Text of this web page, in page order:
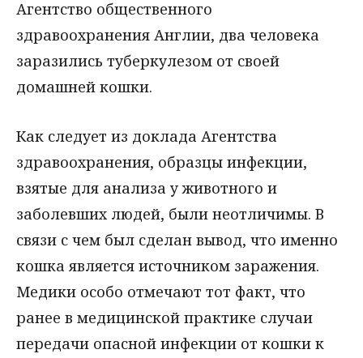
Агентство общественного
здравоохранения Англии, два человека
заразились туберкулезом от своей
домашней кошки.
Как следует из доклада Агентства
здравоохранения, образцы инфекции,
взятые для анализа у животного и
заболевших людей, были неотличимы. В
связи с чем был сделан вывод, что именно
кошка является источником заражения.
Медики особо отмечают тот факт, что
ранее в медицинской практике случаи
передачи опасной инфекции от кошки к